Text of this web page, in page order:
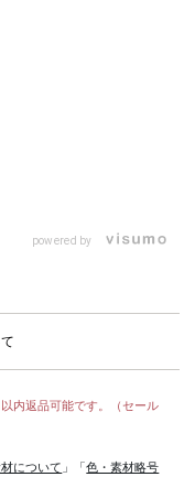
powered by
内返品可能です。（セール
について 」「色・素材略号